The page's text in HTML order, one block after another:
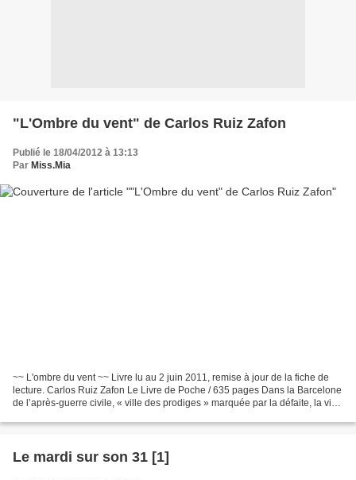
"L'Ombre du vent" de Carlos Ruiz Zafon
Publié le 18/04/2012 à 13:13
Par Miss.Mia
~~ L'ombre du vent ~~ Livre lu au 2 juin 2011, remise à jour de la fiche de
lecture. Carlos Ruiz Zafon Le Livre de Poche / 635 pages Dans la Barcelone
de l’après-guerre civile, « ville des prodiges » marquée par la défaite, la vie
Le mardi sur son 31 [1]